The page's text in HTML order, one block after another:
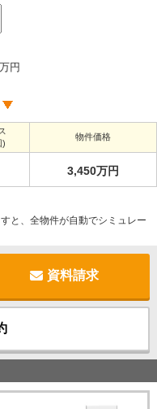
万円
)
物件価格
3,450万円
と、全物件が自動でシミュレー
資料請求